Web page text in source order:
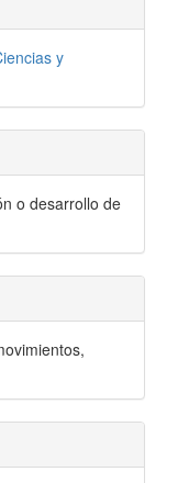
y
o desarrollo de